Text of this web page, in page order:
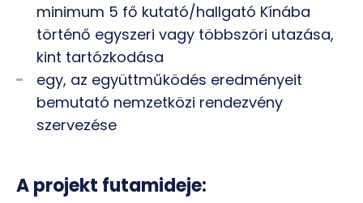
minimum 5 fő kutató/hallgató Kínába
történő egyszeri vagy többszöri utazása,
kint tartózkodása
egy, az együttműködés eredményeit
bemutató nemzetközi rendezvény
szervezése
A projekt futamideje: